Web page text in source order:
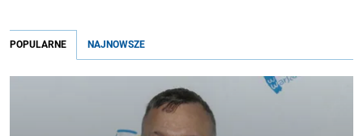
POPULARNE NAJNOWSZE